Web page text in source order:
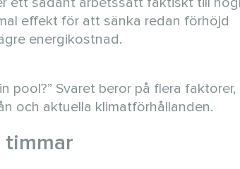
effekt för att sänka redan förhöjd
energikostnad.
pool?” Svaret beror på flera faktorer,
och aktuella klimatförhållanden.